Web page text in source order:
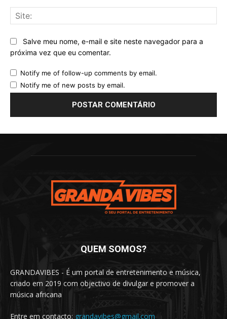
Salve meu nome, e-mail e site neste navegador para a
próxima vez que eu comentar.
Notify me of follow-up comments by email.
Notify me of new posts by email.
QUEM SOMOS?
GRANDAVIBES - É um portal de entretenimento e música,
criado em 2019 com objectivo de divulgar e promover a
música africana
Entre em contacto: grandavibes@gmail.com